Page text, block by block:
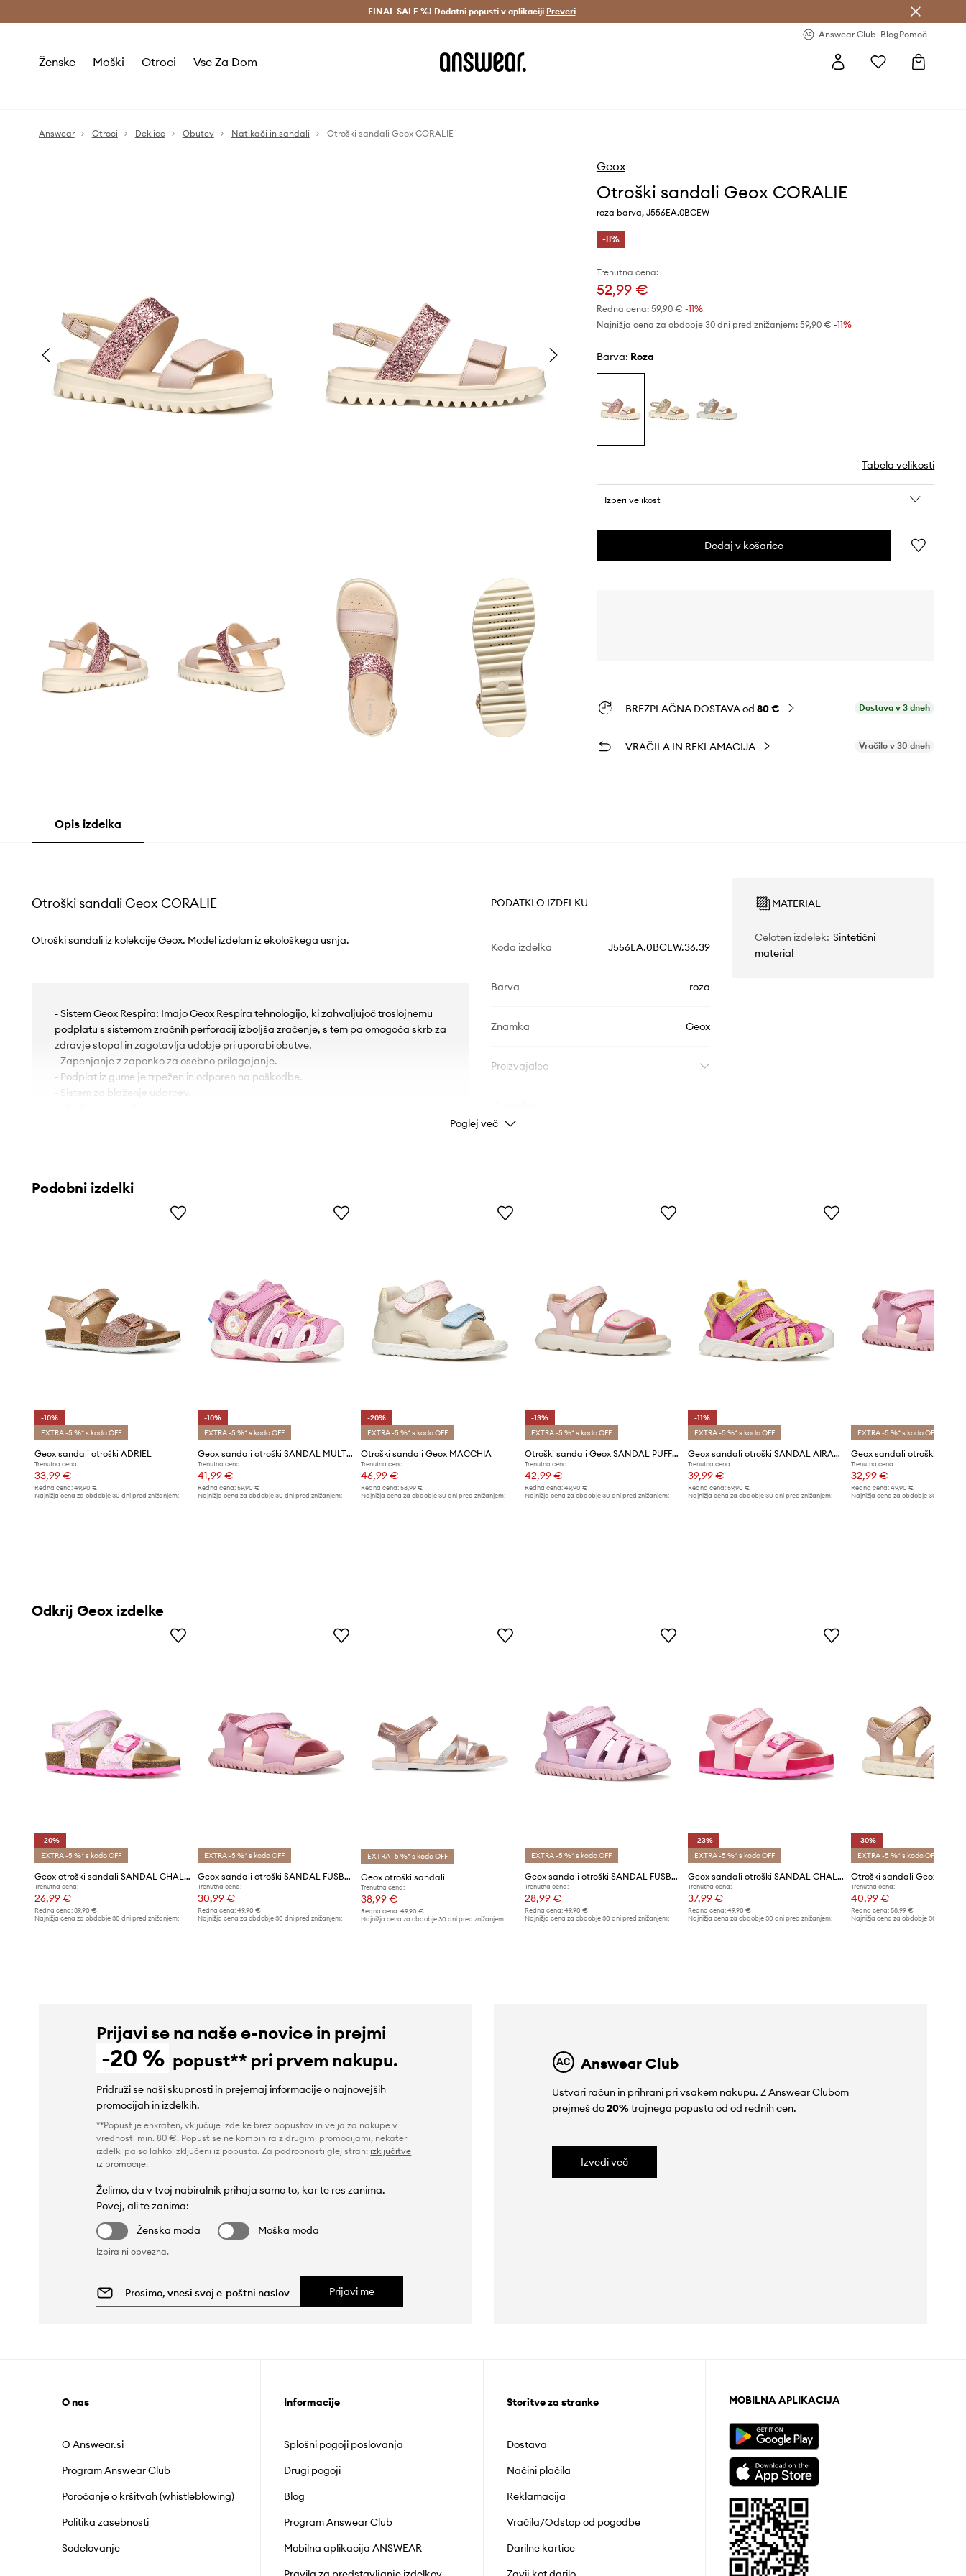
Dostava v 3 dneh > Prihrani z vpisom v Answear Club >
FINAL SALE %! Dodatni popusti v aplikaciji Preveri
Answear Club BlogPomoč
Ženske Moški Otroci Vse Za Dom
Answear Otroci Deklice Obutev Natikači in sandali Otroški sandali Geox CORALIE
Geox
Otroški sandali Geox CORALIE
roza barva, J556EA.0BCEW
-11%
Trenutna cena:
52,99 €
Redna cena: 59,90 € -11%
Najnižja cena za obdobje 30 dni pred znižanjem: 59,90 € -11%
Barva: roza
Tabela velikosti
Izberi velikost
Dodaj v košarico
BREZPLAČNA DOSTAVA od 80 € Dostava v 3 dneh
VRAČILA IN REKLAMACIJA Vračilo v 30 dneh
Opis izdelka
Otroški sandali Geox CORALIE
Otroški sandali iz kolekcije Geox. Model izdelan iz ekološkega usnja.
- Sistem Geox Respira: Imajo Geox Respira tehnologijo, ki zahvaljujoč troslojnemu
podplatu s sistemom zračnih perforacij izboljša zračenje, s tem pa omogoča skrb za
zdravje stopal in zagotavlja udobje pri uporabi obutve.
- Zapenjanje z zaponko za osebno prilagajanje.
- Podplat iz gume je trpežen in odporen na poškodbe.
- Sistem za blaženje udarcev.
PODATKI O IZDELKU
Koda izdelka J556EA.0BCEW.36.39
Barva roza
Znamka Geox
Proizvajalec
MATERIAL
Celoten izdelek: Sintetični
material
Poglej več
Podobni izdelki
-10%
EXTRA -5 %* s kodo OFF
Geox sandali otroški ADRIEL
Trenutna cena:
33,99 €
Redna cena: 49,90 €
Najnižja cena za obdobje 30 dni pred znižanjem:
-10%
EXTRA -5 %* s kodo OFF
Geox sandali otroški SANDAL MULTY
Trenutna cena:
41,99 €
Redna cena:59,90 €
Najnižja cena za obdobje 30 dni pred znižanjem:
-20%
EXTRA -5 %* s kodo OFF
Otroški sandali Geox MACCHIA
Trenutna cena:
46,99 €
Redna cena: 58,99 €
Najnižja cena za obdobje 30 dni pred znižanjem:
-13%
EXTRA -5 %* s kodo OFF
Otroški sandali Geox SANDAL PUFFYPOP
Trenutna cena:
42,99 €
Redna cena: 49,90 €
Najnižja cena za obdobje 30 dni pred znižanjem:
-11%
EXTRA -5 %* s kodo OFF
Geox sandali otroški SANDAL AIRADYUM
Trenutna cena:
39,99 €
Redna cena:59,90 €
Najnižja cena za obdobje 30 dni pred znižanjem:
EXTRA -5 %* s kodo OFF
Trenutna cena:
32,99 €
Redna cena: 49,90 €
Najnižja cena za obdobje 30 dni pred
Odkrij Geox izdelke
-20%
EXTRA -5 %* s kodo OFF
Geox otroški sandali SANDAL CHALKI
Trenutna cena:
26,99 €
Redna cena: 39,90 €
Najnižja cena za obdobje 30 dni pred znižanjem:
EXTRA -5 %* s kodo OFF
Geox sandali otroški SANDAL FUSBETTO
Trenutna cena:
30,99 €
Redna cena:49,90 €
Najnižja cena za obdobje 30 dni pred znižanjem:
EXTRA -5 %* s kodo OFF
Geox otroški sandali
Trenutna cena:
38,99 €
Redna cena: 49,90 €
Najnižja cena za obdobje 30 dni pred znižanjem:
EXTRA -5 %* s kodo OFF
Geox sandali otroški SANDAL FUSBETTO
Trenutna cena:
28,99 €
Redna cena: 49,90 €
Najnižja cena za obdobje 30 dni pred znižanjem:
-23%
EXTRA -5 %* s kodo OFF
Geox sandali otroški SANDAL CHALKI
Trenutna cena:
37,99 €
Redna cena:49,90 €
Najnižja cena za obdobje 30 dni pred znižanjem:
-30%
EXTRA -5 %* s kodo OFF
Otroški sandali Geox
Trenutna cena:
40,99 €
Redna cena: 58,99 €
Najnižja cena za obdobje 30 dni pred
Prijavi se na naše e-novice in prejmi
-20 % popust** pri prvem nakupu.
Pridruži se naši skupnosti in prejemaj informacije o najnovejših
promocijah in izdelkih.
**Popust je enkraten, vključuje izdelke brez popustov in velja za nakupe v
vrednosti min. 80 €. Popust se ne kombinira z drugimi promocijami, nekateri
izdelki pa so lahko izključeni iz popusta. Za podrobnosti glej stran: izključitve
iz promocije.
Želimo, da v tvoj nabiralnik prihaja samo to, kar te res zanima.
Povej, ali te zanima:
Ženska moda
Moška moda
Izbira ni obvezna.
Prijavi me
Answear Club
Ustvari račun in prihrani pri vsakem nakupu. Z Answear Clubom
prejmeš do20%trajnega popusta od od rednih cen.
Izvedi več
O nas
O Answear.si
Program Answear Club
Poročanje o kršitvah (whistleblowing)
Politika zasebnosti
Sodelovanje
Informacije
Splošni pogoji poslovanja
Drugi pogoji
Blog
Program Answear Club
Mobilna aplikacija ANSWEAR
Storitve za stranke
Dostava
Načini plačila
Reklamacija
Vračila/Odstop od pogodbe
Darilne kartice
MOBILNA APLIKACIJA